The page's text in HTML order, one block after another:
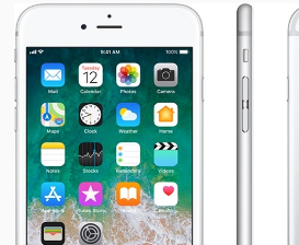
科
专